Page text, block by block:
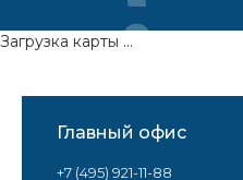
Главный офис
+7 (495) 921-11-88
Загрузка карты ...